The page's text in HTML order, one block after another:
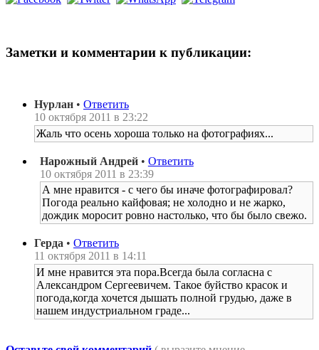
Заметки и комментарии к публикации:
Нурлан • Ответить
10 октября 2011 в 23:22
Жаль что осень хороша только на фотографиях...
Нарожный Андрей • Ответить
10 октября 2011 в 23:39
А мне нравится - с чего бы иначе фотографировал?
Погода реально кайфовая; не холодно и не жарко,
дождик моросит ровно настолько, что бы было свежо.
Герда • Ответить
11 октября 2011 в 14:11
И мне нравится эта пора.Всегда была согласна с
Александром Сергеевичем. Такое буйство красок и
погода,когда хочется дышать полной грудью, даже в
нашем индустриальном граде...